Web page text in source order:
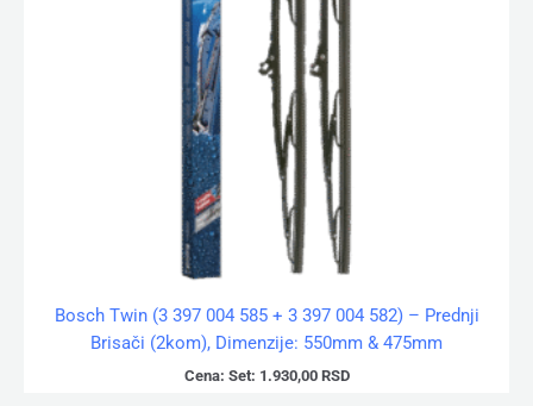
Bosch Twin (3 397 004 585 + 3 397 004 582) – Prednji
Brisači (2kom), Dimenzije: 550mm & 475mm
Cena: Set: 1.930,00 RSD